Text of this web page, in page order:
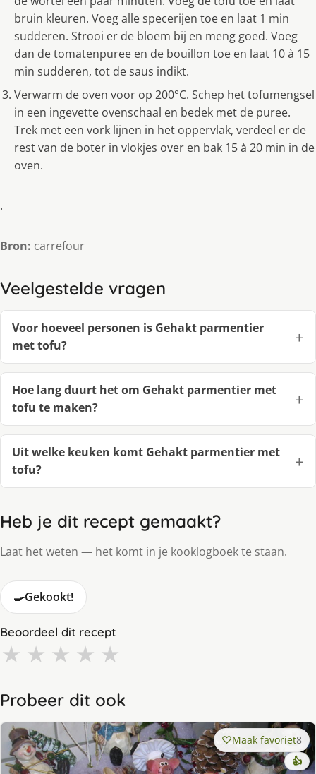
bruin kleuren. Voeg alle specerijen toe en laat 1 min
sudderen. Strooi er de bloem bij en meng goed. Voeg
dan de tomatenpuree en de bouillon toe en laat 10 à 15
min sudderen, tot de saus indikt.
Verwarm de oven voor op 200°C. Schep het tofumengsel
in een ingevette ovenschaal en bedek met de puree.
Trek met een vork lijnen in het oppervlak, verdeel er de
rest van de boter in vlokjes over en bak 15 à 20 min in de
oven.
.
Bron: carrefour
Veelgestelde vragen
Voor hoeveel personen is Gehakt parmentier
met tofu?
Hoe lang duurt het om Gehakt parmentier met
tofu te maken?
Uit welke keuken komt Gehakt parmentier met
tofu?
Heb je dit recept gemaakt?
Laat het weten — het komt in je kooklogboek te staan.
🍳Gekookt!
Beoordeel dit recept
★ ★ ★ ★ ★
Probeer dit ook
Maak favoriet8
👍